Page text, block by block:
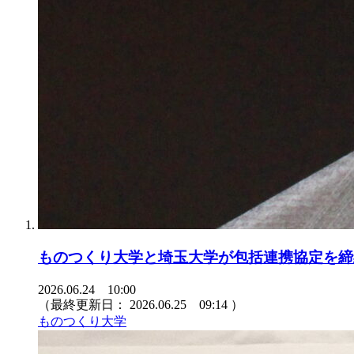
ものつくり大学と埼玉大学が包括連携協定を
2026.06.24 10:00
（最終更新日： 2026.06.25 09:14 ）
ものつくり大学